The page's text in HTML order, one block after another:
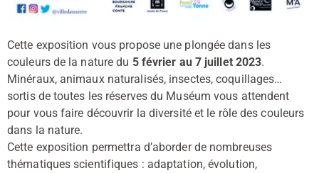
Cette exposition vous propose une plongée dans les
couleurs de la nature du 5 février au 7 juillet 2023.
Minéraux, animaux naturalisés, insectes, coquillages…
sortis de toutes les réserves du Muséum vous attendent
pour vous faire découvrir la diversité et le rôle des couleurs
dans la nature.
Cette exposition permettra d’aborder de nombreuses
thématiques scientifiques : adaptation, évolution,